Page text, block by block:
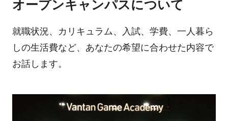
オープンキャンパスについて
就職状況、カリキュラム、入試、学費、一人暮ら
しの生活費など、あなたの希望に合わせた内容で
お話します。